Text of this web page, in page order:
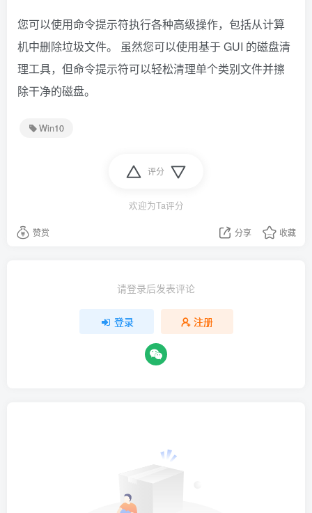
您可以使用命令提示符执行各种高级操作，包括从计算
机中删除垃圾文件。 虽然您可以使用基于 GUI 的磁盘清
理工具，但命令提示符可以轻松清理单个类别文件并擦
除干净的磁盘。
Win10
评分
欢迎为Ta评分
赞赏 分享 收藏
请登录后发表评论
登录 注册